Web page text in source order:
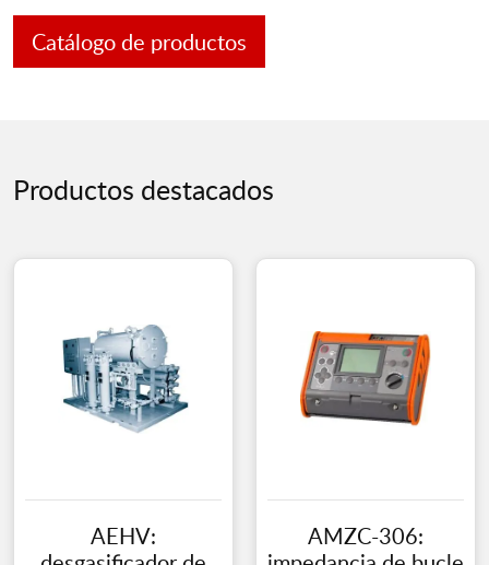
Catálogo de productos
Productos destacados
AEHV:
AMZC-306: